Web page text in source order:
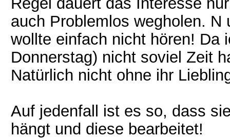
auch Problemlos wegholen.
wollte einfach nicht hören! Da
Donnerstag) nicht soviel Zeit
Natürlich nicht ohne ihr
Auf jedenfall ist es so, dass
hängt und diese bearbeitet!